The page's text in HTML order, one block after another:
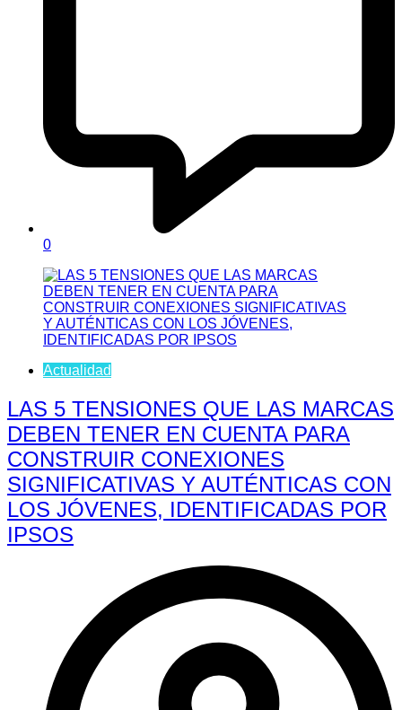
0
Actualidad
LAS 5 TENSIONES QUE LAS MARCAS
DEBEN TENER EN CUENTA PARA
CONSTRUIR CONEXIONES
SIGNIFICATIVAS Y AUTÉNTICAS CON
LOS JÓVENES, IDENTIFICADAS POR
IPSOS